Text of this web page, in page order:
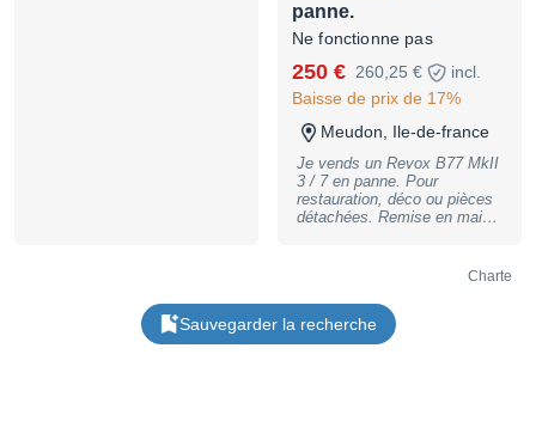
panne.
Ne fonctionne pas
250 € 260,25 €
incl.
Baisse de prix de 17%
Meudon, Ile-de-france
Je vends un Revox B77 MkII
3 / 7 en panne. Pour
restauration, déco ou pièces
détachées. Remise en mains
Charte
Sauvegarder la recherche